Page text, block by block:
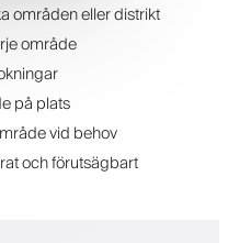
områden eller distrikt
område
på plats
vid behov
och förutsägbart